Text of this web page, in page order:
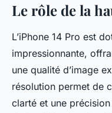
Le rôle de la
L’iPhone 14 Pro est
impressionnante,
une qualité d’image
résolution permet de
clarté et une